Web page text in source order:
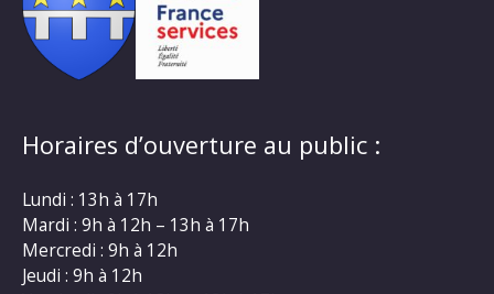
Horaires d’ouverture au public :
Lundi : 13h à 17h
Mardi : 9h à 12h – 13h à 17h
Mercredi : 9h à 12h
Jeudi : 9h à 12h